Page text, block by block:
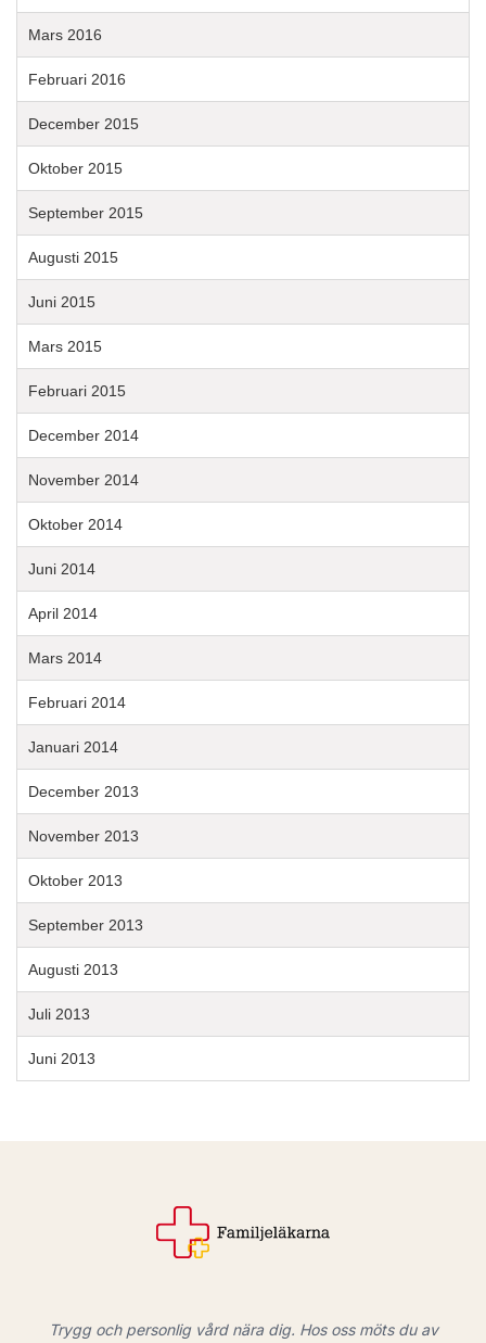
Mars 2016
Februari 2016
December 2015
Oktober 2015
September 2015
Augusti 2015
Juni 2015
Mars 2015
Februari 2015
December 2014
November 2014
Oktober 2014
Juni 2014
April 2014
Mars 2014
Februari 2014
Januari 2014
December 2013
November 2013
Oktober 2013
September 2013
Augusti 2013
Juli 2013
Juni 2013
Trygg och personlig vård nära dig. Hos oss möts du av